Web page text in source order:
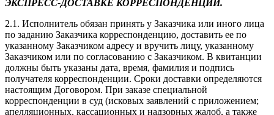
ЭКСПРЕСС-ДОСТАВКЕ КОРРЕСПОНДЕНЦИИ.
2.1. Исполнитель обязан принять у Заказчика или иного лица
по заданию Заказчика корреспонденцию, доставить ее по
указанному Заказчиком адресу и вручить лицу, указанному
Заказчиком или по согласованию с Заказчиком. В квитанции
должны быть указаны дата, время, фамилия и подпись
получателя корреспонденции. Сроки доставки определяются
настоящим Договором. При заказе специальной
корреспонденции в суд (исковых заявлений с приложением;
апелляционных, кассационных и надзорных жалоб, а также